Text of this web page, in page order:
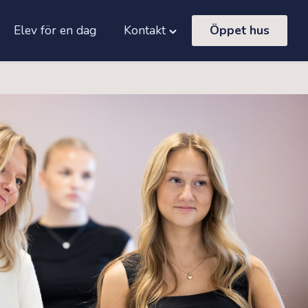
Elev för en dag Kontakt
Toggle
"Kontakt"
Öppet hus